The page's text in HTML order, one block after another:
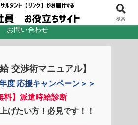
プロフィール
お問い合わせ
交渉術マニュアル】
度 応援キャンペーン＞＞
料】派遣時給診断
げたい方！必見です！！
検索